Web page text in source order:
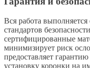
Вся работа
стандартов
сертифицированные
минимизирует риск
предоставляет
установку коронки на